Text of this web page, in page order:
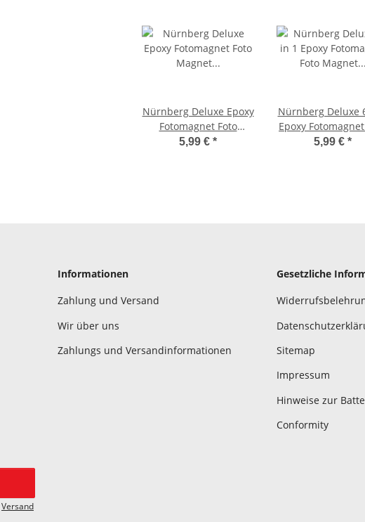
Nürnberg Deluxe Epoxy
Fotomagnet Foto
Magnet Kaiserburg
5,99 € *
Nürnberg Deluxe
Epoxy
Magnet5,99 € *
Informationen
Zahlung und Versand
Wir über uns
Zahlungs und Versandinformationen
Gesetzliche
Sitemap
Impressum
Hinweise zur
Conformity
Versand